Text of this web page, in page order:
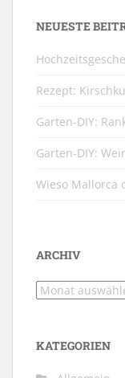
NEUESTE
Rezept:
Garten-DIY:
Garten-DIY:
Wieso Mallorca
ARCHIV
Archiv
KATEGORIEN